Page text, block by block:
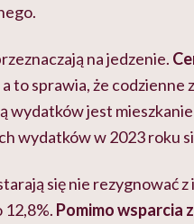
na jedzenie.
a to sprawia, że codzienne
wydatków jest
wydatków w 2023 roku
się nie rezygnować
12,8%. Pomimo wsparcia